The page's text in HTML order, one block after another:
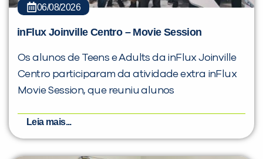
06/08/2026
inFlux Joinville Centro – Movie Session
Os alunos de Teens e Adults da inFlux Joinville
Centro participaram da atividade extra inFlux
Movie Session, que reuniu alunos
Leia mais...